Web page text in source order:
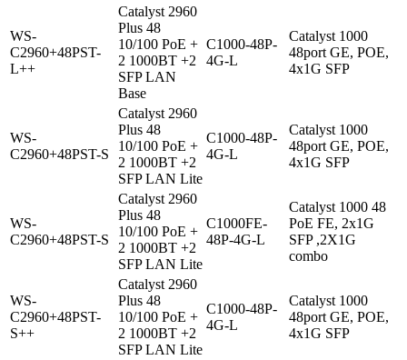
WS-
C2960+48PST-
L++
Catalyst 2960
Plus 48
10/100 PoE +
2 1000BT +2
SFP LAN
Base
C1000-48P-
4G-L
Catalyst 1000
48port GE, POE,
4x1G SFP
WS-
C2960+48PST-S
Catalyst 2960
Plus 48
10/100 PoE +
2 1000BT +2
SFP LAN Lite
C1000-48P-
4G-L
Catalyst 1000
48port GE, POE,
4x1G SFP
WS-
C2960+48PST-S
Catalyst 2960
Plus 48
10/100 PoE +
2 1000BT +2
SFP LAN Lite
C1000FE-
48P-4G-L
Catalyst 1000 48
PoE FE, 2x1G
SFP ,2X1G
combo
WS-
C2960+48PST-
S++
Catalyst 2960
Plus 48
10/100 PoE +
2 1000BT +2
SFP LAN Lite
C1000-48P-
4G-L
Catalyst 1000
48port GE, POE,
4x1G SFP